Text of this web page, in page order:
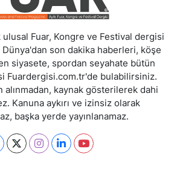
Fuar, Kongre ve Festival dergisi
son dakika haberleri, köşe
siyasete, spordan seyahate bütün
Fuardergisi.com.tr'de bulabilirsiniz.
kaynak gösterilerek dahi
Kanuna aykırı ve izinsiz olarak
başka yerde yayınlanamaz.